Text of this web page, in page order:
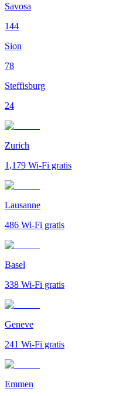
Savosa
144
Sion
78
Steffisburg
24
Zurich
1,179 Wi-Fi gratis
Lausanne
486 Wi-Fi gratis
Basel
338 Wi-Fi gratis
Geneve
241 Wi-Fi gratis
Emmen